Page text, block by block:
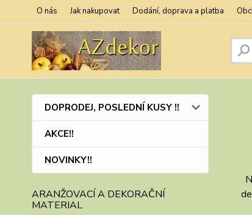
O nás Jak nakupovat Dodání, doprava a platba
DOPRODEJ, POSLEDNÍ KUSY !!
AKCE!!
NOVINKY!!
ARANŽOVACÍ A DEKORAČNÍ
MATERIAL